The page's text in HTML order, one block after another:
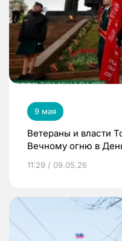
9 мая
Ветераны и власти
Вечному огню в
11:29 / 09.05.26